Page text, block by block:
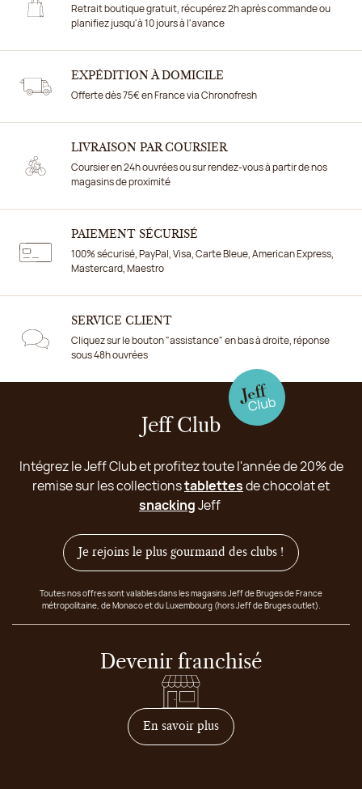
Retrait boutique gratuit, récupérez 2h après commande ou
planifiez jusqu'à 10 jours à l'avance
EXPÉDITION À DOMICILE
Offerte dès 75€ en France via Chronofresh
LIVRAISON PAR COURSIER
Coursier en 24h ouvrées ou sur rendez-vous à partir de nos
magasins de proximité
PAIEMENT SÉCURISÉ
100% sécurisé, PayPal, Visa, Carte Bleue, American Express,
Mastercard, Maestro
SERVICE CLIENT
Cliquez sur le bouton "assistance" en bas à droite, réponse
sous 48h ouvrées
Jeff Club
Intégrez le Jeff Club et profitez toute l'année de 20% de
remise sur les collectionstablettesde chocolat et
snackingJeff
Je rejoins le plus gourmand des clubs !
Toutes nos offres sont valables dans les magasins Jeff de Bruges de France
métropolitaine, de Monaco et du Luxembourg (hors Jeff de Bruges outlet).
Devenir franchisé
En savoir plussur comment devenir